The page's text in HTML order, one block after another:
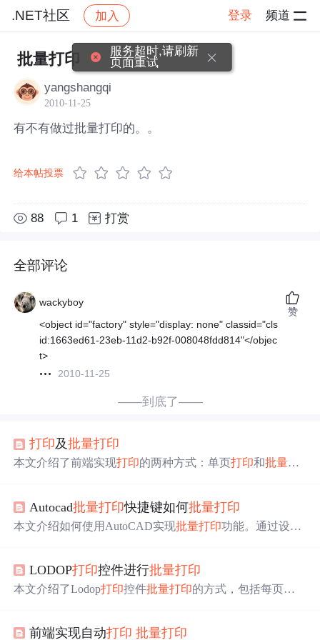
.NET社区 加入 登录 频道
社区 .NET社区 帖子详情
批量打印
yangshangqi
2010-11-25
有不有做过批量打印的。。
给本帖投票
88 1 打赏
全部评论
wackyboy
<object id="factory" style="display: none" classid="cls
id:1663ed61-23eb-11d2-b92f-008048fdd814"</objec
t>
2010-11-25
赞
——到底了——
打印及批量打印
本文介绍了前端实现打印的两种方式：单页打印和批量打
值，通过同步请求获取页面内容，存储于隐藏div，然后替
换body内容进行打印的思路，并展示了相关HTML和JS代
Autocad批量打印快捷键如何批量打印
本文介绍如何使用AutoCAD实现批量打印功能。通过设置
LODOP打印控件进行批量打印
本文介绍了Lodop打印控件批量打印的方式，包括每页内
组。同时介绍了Lodop打印语句基本结构及不同
前端实现自动打印 批量打印
服务超时,请刷新
页面重试